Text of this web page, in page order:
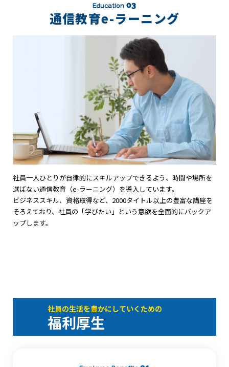
Education 03
通信教育e-ラーニング
社員一人ひとりが自律的にスキルアップできるよう、時間や場所を
選ばない通信教育（e-ラーニング）を導入しています。
ビジネススキル、資格取得など、2000タイトル以上の豊富な講座を
そろえており、社員の「学びたい」という意欲を全面的にバックア
ップします。
社員の生活を豊かにしていくための
福利厚生